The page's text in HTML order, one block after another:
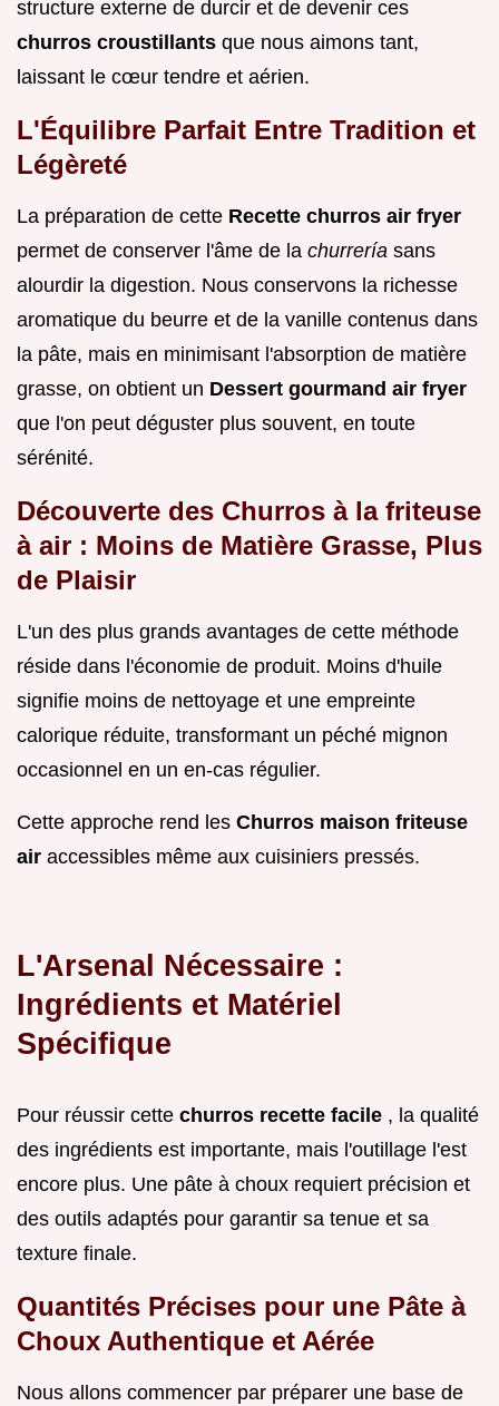
structure externe de durcir et de devenir ces
churros croustillants que nous aimons tant,
laissant le cœur tendre et aérien.
L'Équilibre Parfait Entre Tradition et
Légèreté
La préparation de cette Recette churros air fryer
permet de conserver l'âme de la churrería sans
alourdir la digestion. Nous conservons la richesse
aromatique du beurre et de la vanille contenus dans
la pâte, mais en minimisant l'absorption de matière
grasse, on obtient un Dessert gourmand air fryer
que l'on peut déguster plus souvent, en toute
sérénité.
Découverte des Churros à la friteuse
à air : Moins de Matière Grasse, Plus
de Plaisir
L'un des plus grands avantages de cette méthode
réside dans l'économie de produit. Moins d'huile
signifie moins de nettoyage et une empreinte
calorique réduite, transformant un péché mignon
occasionnel en un en-cas régulier.
Cette approche rend les Churros maison friteuse
air accessibles même aux cuisiniers pressés.
L'Arsenal Nécessaire :
Ingrédients et Matériel
Spécifique
Pour réussir cette churros recette facile , la qualité
des ingrédients est importante, mais l'outillage l'est
encore plus. Une pâte à choux requiert précision et
des outils adaptés pour garantir sa tenue et sa
texture finale.
Quantités Précises pour une Pâte à
Choux Authentique et Aérée
Nous allons commencer par préparer une base de